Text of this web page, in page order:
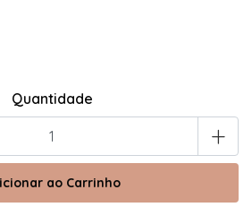
Quantidade
+